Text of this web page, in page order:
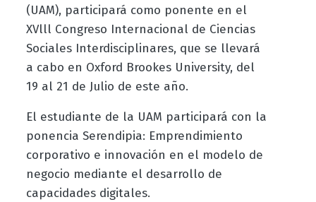
(UAM), participará como ponente en el
XVlll Congreso Internacional de Ciencias
Sociales Interdisciplinares, que se llevará
a cabo en Oxford Brookes University, del
19 al 21 de Julio de este año.
El estudiante de la UAM participará con la
ponencia Serendipia: Emprendimiento
corporativo e innovación en el modelo de
negocio mediante el desarrollo de
capacidades digitales.